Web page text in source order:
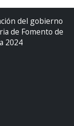
del gobierno
de Fomento de
2024